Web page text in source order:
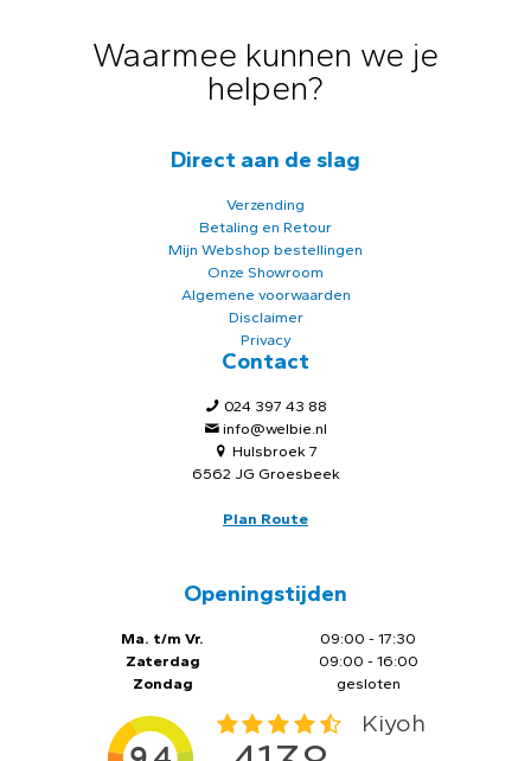
Waarmee kunnen we je
helpen?
Direct aan de slag
Verzending
Betaling en Retour
Mijn Webshop bestellingen
Onze Showroom
Algemene voorwaarden
Disclaimer
Privacy
Contact
024 397 43 88
info@welbie.nl
Hulsbroek 7
6562 JG Groesbeek
Plan Route
Openingstijden
Ma. t/m Vr.
Zaterdag
Zondag
09:00 - 17:30
09:00 - 16:00
gesloten